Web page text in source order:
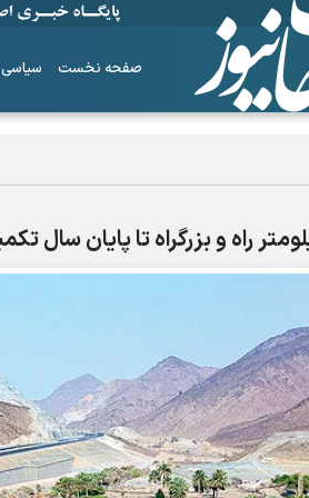
صفحه نخست سیاسی